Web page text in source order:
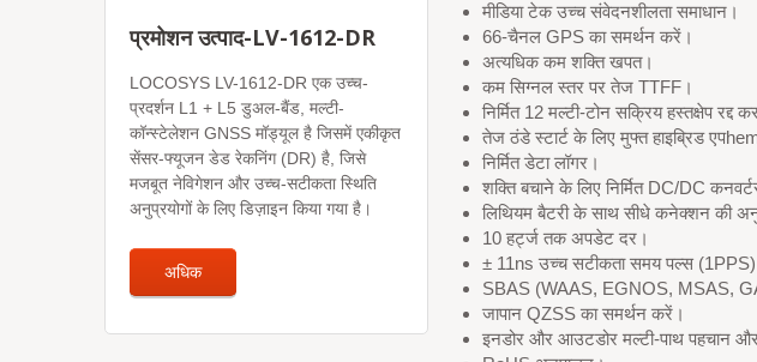
प्रमोशन उत्पाद-LV-1612-DR
LOCOSYS LV-1612-DR एक उच्च-
प्रदर्शन L1 + L5 डुअल-बैंड, मल्टी-
कॉन्स्टेलेशन GNSS मॉड्यूल है जिसमें एकीकृत
सेंसर-फ्यूजन डेड रेकनिंग (DR) है, जिसे
मजबूत नेविगेशन और उच्च-सटीकता स्थिति
अनुप्रयोगों के लिए डिज़ाइन किया गया है।
अधिक
मीडिया टेक उच्च संवेदनशीलता समाधान।
66-चैनल GPS का समर्थन करें।
अत्यधिक कम शक्ति खपत।
कम सिग्नल स्तर पर तेज TTFF।
निर्मित 12 मल्टी-टोन सक्रिय हस्तक्षेप रद्द
तेज ठंडे स्टार्ट के लिए मुफ्त हाइब्रिड
निर्मित डेटा लॉगर।
शक्ति बचाने के लिए निर्मित DC/DC
लिथियम बैटरी के साथ सीधे कनेक्शन की
10 हर्ट्ज तक अपडेट दर।
± 11ns उच्च सटीकता समय पल्स
SBAS (WAAS, EGNOS, MSAS,
जापान QZSS का समर्थन करें।
इनडोर और आउटडोर मल्टी-पाथ पहचान